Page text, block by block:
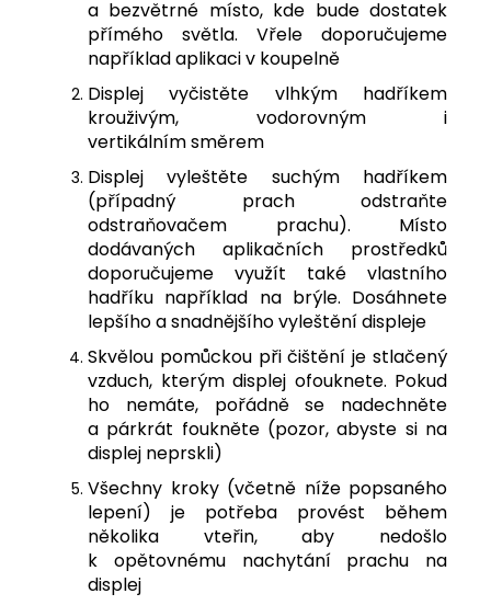
a bezvětrné místo, kde bude dostatek
přímého světla. Vřele doporučujeme
například aplikaci v koupelně
Displej vyčistěte vlhkým hadříkem
krouživým, vodorovným i
vertikálním směrem
Displej vyleštěte suchým hadříkem
(případný prach odstraňte
odstraňovačem prachu). Místo
dodávaných aplikačních prostředků
doporučujeme využít také vlastního
hadříku například na brýle. Dosáhnete
lepšího a snadnějšího vyleštění displeje
Skvělou pomůckou při čištění je stlačený
vzduch, kterým displej ofouknete. Pokud
ho nemáte, pořádně se nadechněte
a párkrát foukněte (pozor, abyste si na
displej neprskli)
Všechny kroky (včetně níže popsaného
lepení) je potřeba provést během
několika vteřin, aby nedošlo
k opětovnému nachytání prachu na
displej